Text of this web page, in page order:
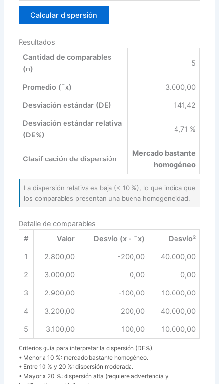
Calcular dispersión
Resultados
Cantidad de comparables
(n)
5
Promedio (¯x) 3.000,00
Desviación estándar (DE) 141,42
Desviación estándar relativa
(DE%)
4,71 %
Clasificación de dispersión
Mercado bastante
homogéneo
La dispersión relativa es baja (< 10 %), lo que indica que
los comparables presentan una buena homogeneidad.
Detalle de comparables
#
Valor Desvío (x - ¯x) Desvío²
1 2.800,00 -200,00 40.000,00
2 3.000,00 0,00 0,00
3 2.900,00 -100,00 10.000,00
4 3.200,00 200,00 40.000,00
5 3.100,00 100,00 10.000,00
Criterios guía para interpretar la dispersión (DE%):
• Menor a 10 %: mercado bastante homogéneo.
• Entre 10 % y 20 %: dispersión moderada.
• Mayor a 20 %: dispersión alta (requiere advertencia y